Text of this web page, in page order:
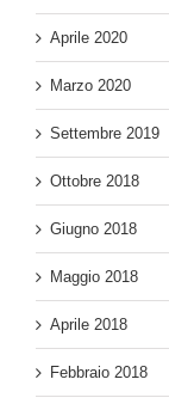
Aprile 2020
Marzo 2020
Settembre 2019
Ottobre 2018
Giugno 2018
Maggio 2018
Aprile 2018
Febbraio 2018